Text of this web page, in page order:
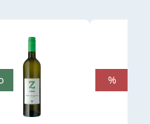
%